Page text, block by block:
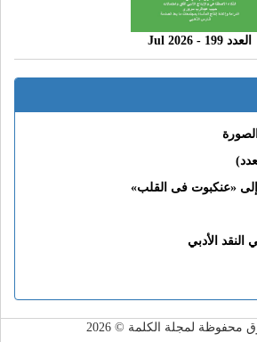
العدد 199 - 2026 Jul
إلى «عنكبوت فى القلب»
النقد الأدبي
محفوظة لمجلة الكلمة © 2026